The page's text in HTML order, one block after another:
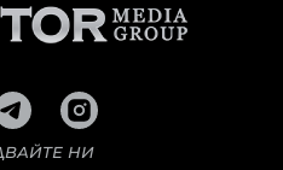
НИ